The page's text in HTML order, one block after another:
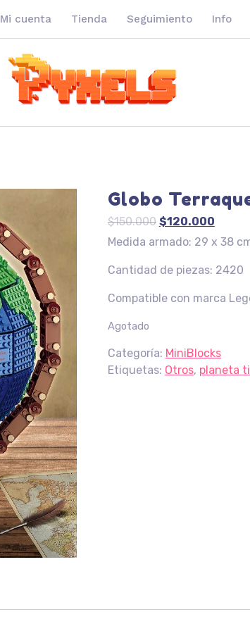
Mi cuenta Tienda Seguimiento Info
Globo
$150.000 El
precio
era:
$120.000El
precio
es:
Medida armado: 29 x 38
Cantidad de piezas: 2420
Compatible con marca
Agotado
Categoría: MiniBlocks
Etiquetas: Otros, planeta